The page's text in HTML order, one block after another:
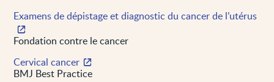
Examens de dépistage et diagnostic du cancer de l’utérus
Fondation contre le cancer
Cervical cancer
BMJ Best Practice